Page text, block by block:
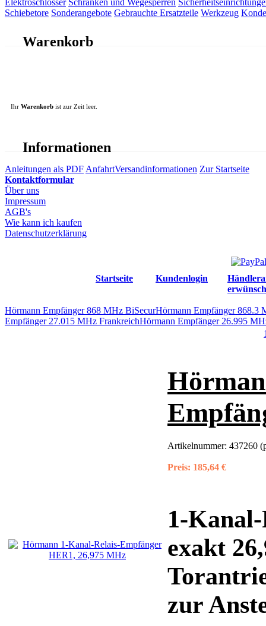
Schiebetore Sonderangebote Gebrauchte Ersatzteile Werkzeug
Warenkorb
Ihr Warenkorb ist zur Zeit leer.
Informationen
Anleitungen als PDF AnfahrtVersandinformationen Zur Startseite
Kontaktformular
Über uns
Impressum
AGB's
Wie kann ich kaufen
Datenschutzerklärung
Startseite Kundenlogin
Hörmann Empfänger 868 MHz BiSecurHörmann Empfänger 868.3
Empfänger 27.015 MHz FrankreichHörmann Empfänger 26.995
Artikelnummer: 437260
Preis: 185,64 €
1-
exakt
zur